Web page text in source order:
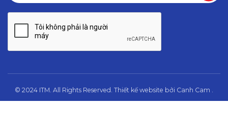
© 2024 ITM. All Rights Reserved. Thiết kế website bởi Canh Cam